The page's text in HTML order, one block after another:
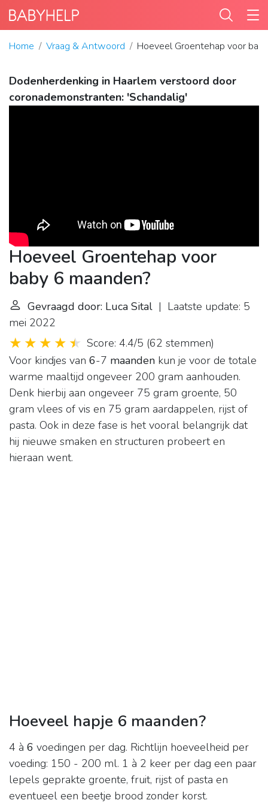
Home Vraag & Antwoord Hoeveel Groentehap voor
Dodenherdenking in Haarlem verstoord door
coronademonstranten: 'Schandalig'
Hoeveel Groentehap voor
baby 6 maanden?
Gevraagd door: Luca Sital | Laatste update: 5
mei 2022
Score: 4.4/5 (62 stemmen)
Voor kindjes van 6-7 maanden kun je voor de totale
warme maaltijd ongeveer 200 gram aanhouden.
Denk hierbij aan ongeveer 75 gram groente, 50
gram vlees of vis en 75 gram aardappelen, rijst of
pasta. Ook in deze fase is het vooral belangrijk dat
hij nieuwe smaken en structuren probeert en
hieraan went.
Hoeveel hapje 6 maanden?
4 à 6 voedingen per dag. Richtlijn hoeveelheid per
voeding: 150 - 200 ml. 1 à 2 keer per dag een paar
lepels geprakte groente, fruit, rijst of pasta en
eventueel een beetje brood zonder korst.